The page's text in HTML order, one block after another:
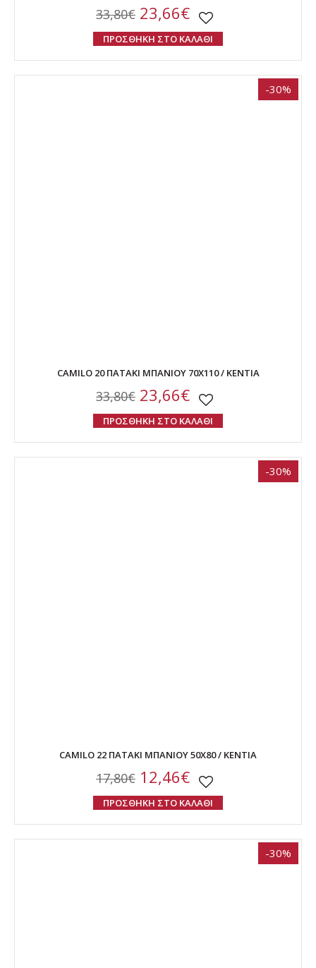
33,80€ 23,66€
ΠΡΟΣΘΗΚΗ ΣΤΟ ΚΑΛΑΘΙ
-30%
CAMILO 20 ΠΑΤΑΚΙ ΜΠΑΝΙΟΥ 70Χ110 / ΚΕΝΤΙΑ
33,80€ 23,66€
ΠΡΟΣΘΗΚΗ ΣΤΟ ΚΑΛΑΘΙ
-30%
CAMILO 22 ΠΑΤΑΚΙ ΜΠΑΝΙΟΥ 50Χ80 / ΚΕΝΤΙΑ
17,80€ 12,46€
ΠΡΟΣΘΗΚΗ ΣΤΟ ΚΑΛΑΘΙ
-30%